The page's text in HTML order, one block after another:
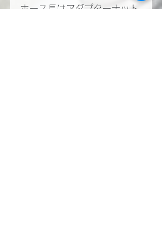
ホース長はアダプターナット